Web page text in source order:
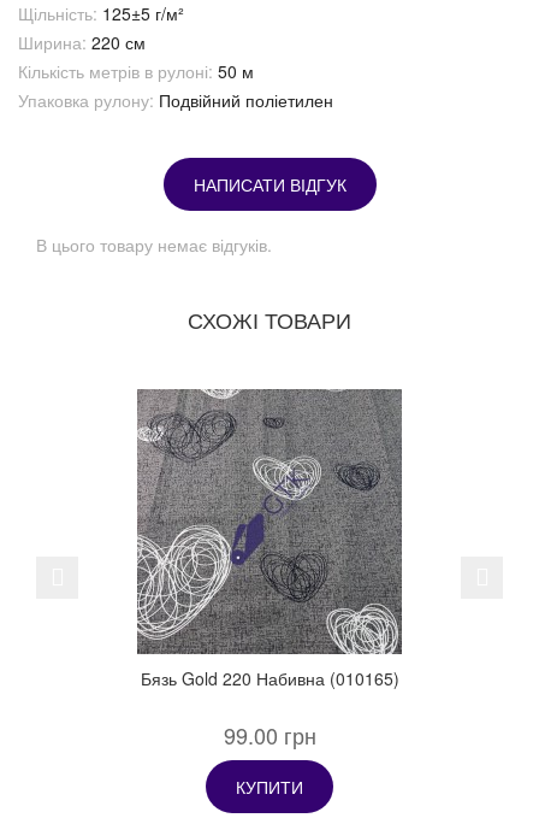
Щільність: 125±5 г/м²
Ширина: 220 см
Кількість метрів в рулоні: 50 м
Упаковка рулону: Подвійний поліетилен
НАПИСАТИ ВІДГУК
В цього товару немає відгуків.
СХОЖІ ТОВАРИ
Бязь Gold 220 Набивна (010165)
99.00 грн
КУПИТИ
Previous